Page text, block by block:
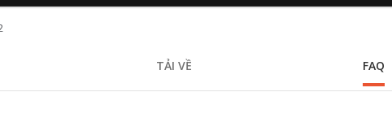
TẢI VỀ FAQ